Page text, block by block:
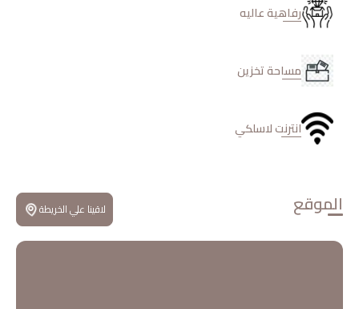
رفاهية عاليه
مساحة تخزين
انترنت لاسلكي
الموقع لاقينا علي الخريطة